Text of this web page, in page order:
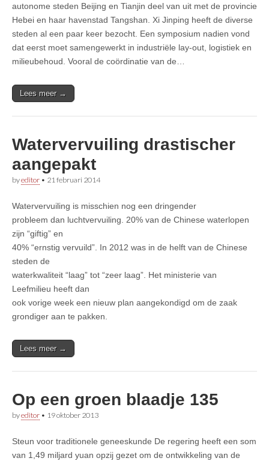
autonome steden Beijing en Tianjin deel van uit met de provincie
Hebei en haar havenstad Tangshan. Xi Jinping heeft de diverse
steden al een paar keer bezocht. Een symposium nadien vond
dat eerst moet samengewerkt in industriële lay-out, logistiek en
milieubehoud. Vooral de coördinatie van de…
Lees meer →
Watervervuiling drastischer
aangepakt
byeditor • 21 februari 2014
Watervervuiling is misschien nog een dringender
probleem dan luchtvervuiling. 20% van de Chinese waterlopen
zijn “giftig” en
40% “ernstig vervuild”. In 2012 was in de helft van de Chinese
steden de
waterkwaliteit “laag” tot “zeer laag”. Het ministerie van
Leefmilieu heeft dan
ook vorige week een nieuw plan aangekondigd om de zaak
grondiger aan te pakken.
Lees meer →
Op een groen blaadje 135
byeditor • 19 oktober 2013
Steun voor traditionele geneeskunde De regering heeft een som
van 1,49 miljard yuan opzij gezet om de ontwikkeling van de